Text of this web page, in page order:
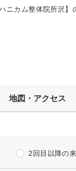
ニカム整体院所沢】
地図・アクセス
2回目以降の